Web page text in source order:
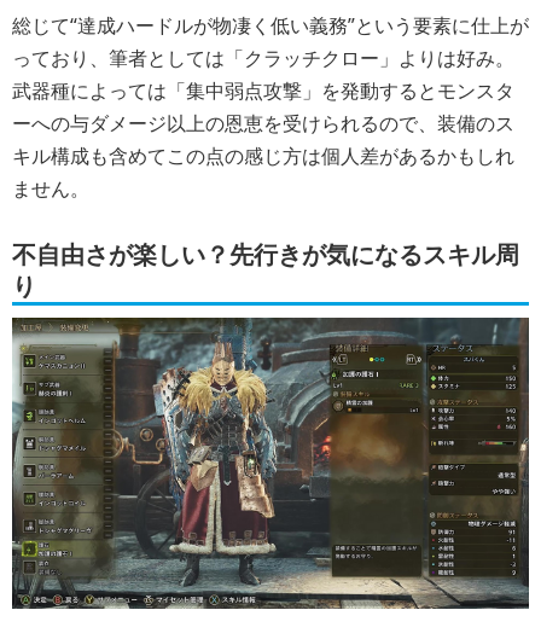
総じて“達成ハードルが物凄く低い義務”という要素に仕上が
っており、筆者としては「クラッチクロー」よりは好み。
武器種によっては「集中弱点攻撃」を発動するとモンスタ
ーへの与ダメージ以上の恩恵を受けられるので、装備のス
キル構成も含めてこの点の感じ方は個人差があるかもしれ
ません。
不自由さが楽しい？先行きが気になるスキル周
り